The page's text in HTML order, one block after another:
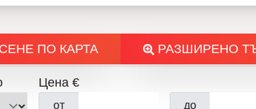
ПО КАРТА РАЗШИРЕНО
Цена €
от до